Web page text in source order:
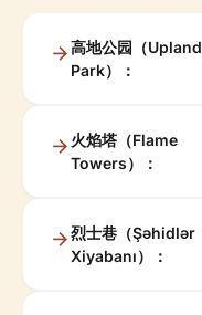
高地公园（Upland
Park）：
火焰塔（Flame
Towers）：
烈士巷（Şəhidlər
Xiyabanı）：